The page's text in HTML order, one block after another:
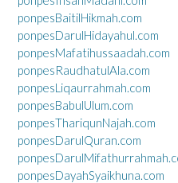
ponpesBaitilHikmah.com
ponpesDarulHidayahul.com
ponpesMafatihussaadah.com
ponpesRaudhatulAla.com
ponpesLiqaurrahmah.com
ponpesBabulUlum.com
ponpesThariqunNajah.com
ponpesDarulQuran.com
ponpesDayahSyaikhuna.com